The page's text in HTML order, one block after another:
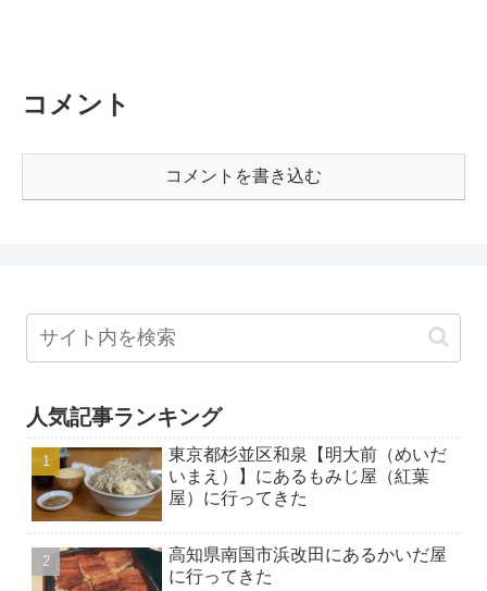
コメント
コメントを書き込む
人気記事ランキング
東京都杉並区和泉【明大前（めいだ
いまえ）】にあるもみじ屋（紅葉
屋）に行ってきた
高知県南国市浜改田にあるかいだ屋
に行ってきた